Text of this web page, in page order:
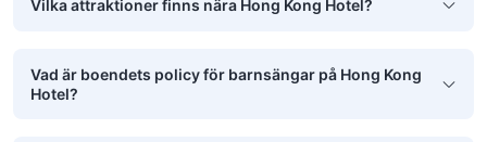
Vilka attraktioner finns nära Hong Kong Hotel?
Vad är boendets policy för barnsängar på Hong Kong
Hotel?